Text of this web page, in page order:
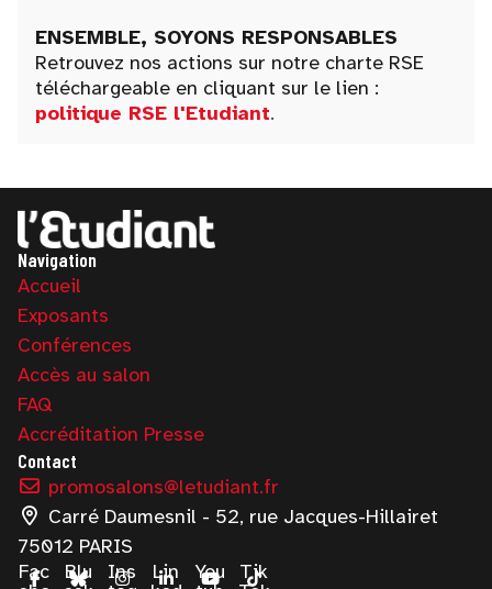
ENSEMBLE, SOYONS RESPONSABLES
Retrouvez nos actions sur notre charte RSE
téléchargeable en cliquant sur le lien :
politique RSE l'Etudiant.
Navigation
Accueil
Exposants
Conférences
Accès au salon
FAQ
Accréditation Presse
Contact
promosalons@letudiant.fr
Carré Daumesnil - 52, rue Jacques-Hillairet
75012 PARIS
Fac
Blu
Ins
Lin
You
Tik